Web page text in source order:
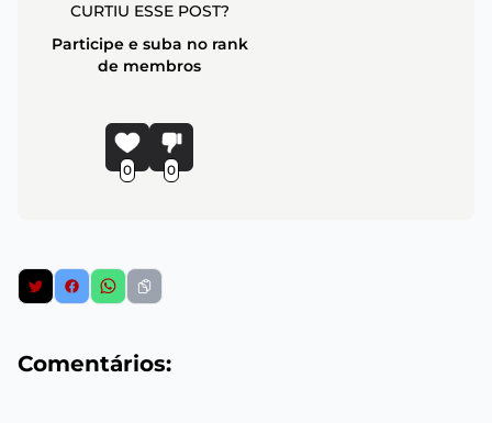
CURTIU ESSE POST?
Participe e suba no rank
de membros
0 0
Comentários: